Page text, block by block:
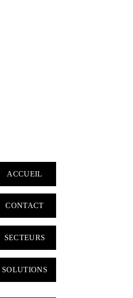
ACCUEIL
CONTACT
SECTEURS
SOLUTIONS